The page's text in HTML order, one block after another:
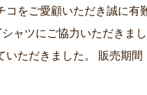
コをご愛顧いただき誠に
ャツにご協力いただきま
いただきました。 販売期